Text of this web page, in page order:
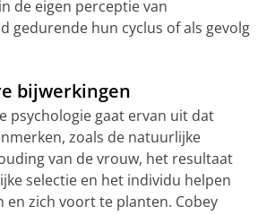
de eigen perceptie van
gedurende hun cyclus of als gevolg
bijwerkingen
psychologie gaat ervan uit dat
zoals de natuurlijke
van de vrouw, het resultaat
selectie en het individu helpen
en zich voort te planten. Cobey